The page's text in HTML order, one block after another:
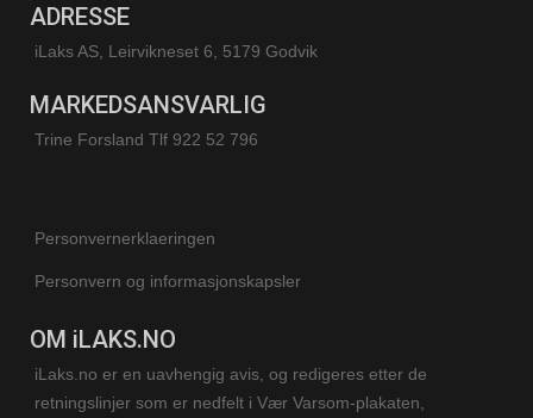
ADRESSE
iLaks AS, Leirvikneset 6, 5179 Godvik
MARKEDSANSVARLIG
Trine Forsland Tlf 922 52 796
Personvernerklaeringen
Personvern og informasjonskapsler
OM iLAKS.NO
iLaks.no er en uavhengig avis, og redigeres etter de
retningslinjer som er nedfelt i Vær Varsom-plakaten,